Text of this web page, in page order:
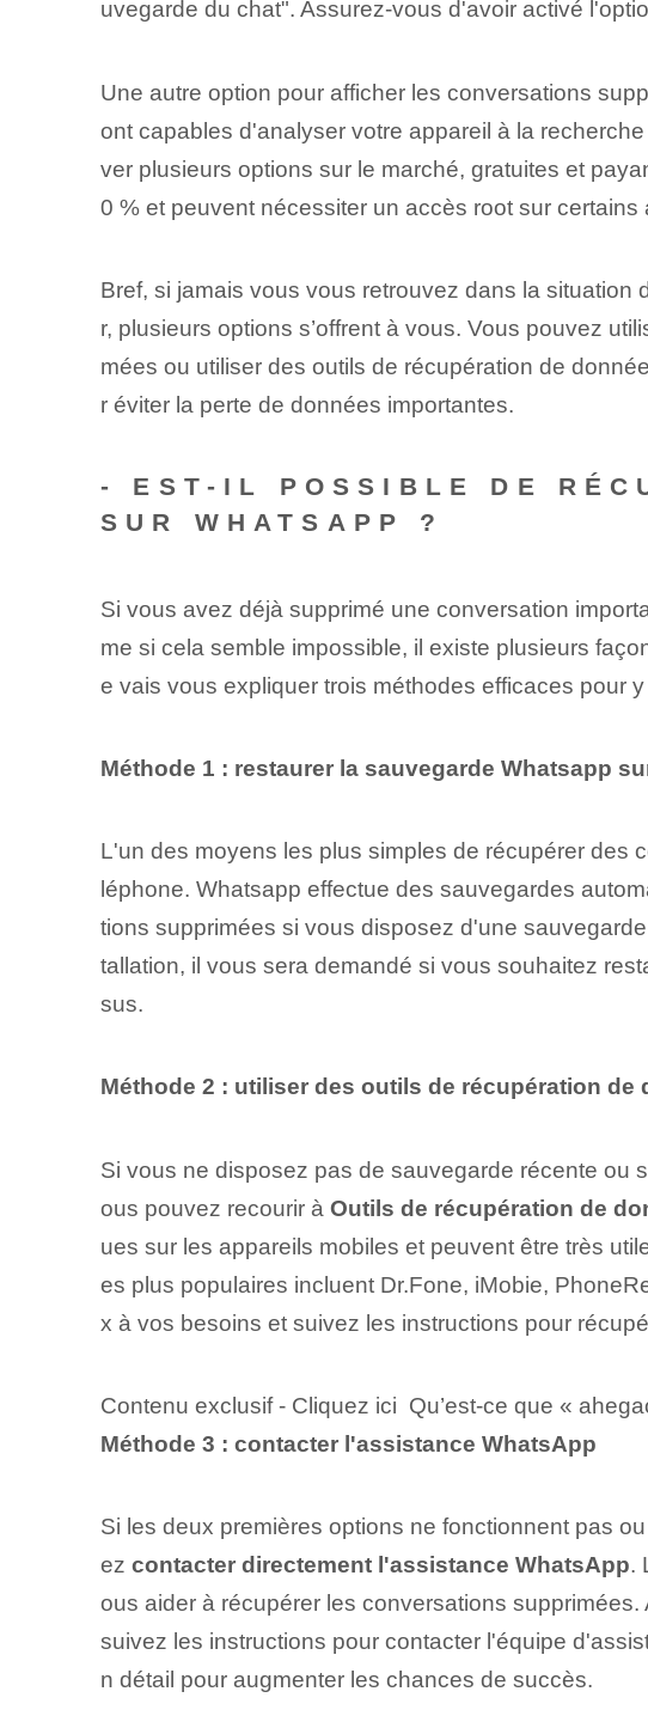
uvegarde du chat". Assurez-vous d'avoir activé
Une autre option pour afficher les conversations
ont capables d'analyser votre appareil à la
ver plusieurs options sur le marché, gratuites et
0 % et peuvent nécessiter un accès root sur certains
Bref, si jamais vous vous retrouvez dans la
r, plusieurs options s’offrent à vous. Vous pouvez
mées ou utiliser des outils de récupération de
r éviter la ‌perte de données importantes⁣.
-‍ EST-IL POSSIBLE DE
SUR WHATSAPP ?
Si vous avez déjà supprimé une conversation
me si cela semble impossible, il existe plusieurs
e vais⁤ vous expliquer trois méthodes efficaces pour y
Méthode 1 : restaurer la sauvegarde Whatsapp
L'un des moyens les plus simples de récupérer des
léphone. Whatsapp effectue des sauvegardes
tions supprimées si vous disposez d'une
tallation, il vous sera demandé si vous souhaitez
sus.
Méthode 2 : utiliser des outils de récupération de
Si vous ne disposez pas de sauvegarde récente ou
ous pouvez recourir à Outils de récupération de
ues sur les appareils mobiles et peuvent être très
es plus populaires incluent Dr.Fone, iMobie,
x à vos besoins et suivez les instructions pour
Contenu exclusif - Cliquez ici Qu’est-ce que «
Méthode 3 : contacter l'assistance WhatsApp
Si les deux premières options ne fonctionnent pas
ez contacter directement l'assistance WhatsApp.
ous aider à récupérer les conversations
suivez les instructions pour contacter l'équipe
n détail pour augmenter les chances de succès.